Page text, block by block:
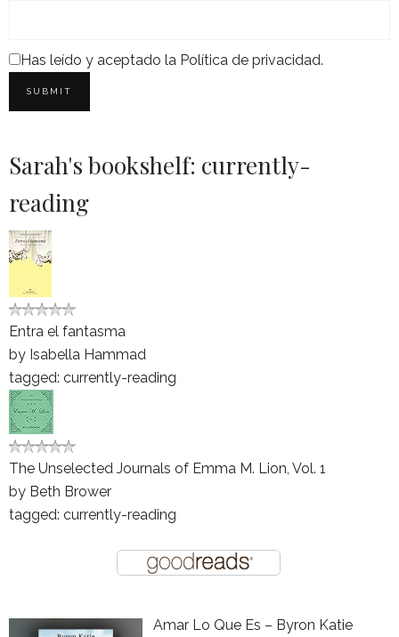
Has leído y aceptado la Política de privacidad.
Sarah's bookshelf: currently-
reading
Entra el fantasma
by Isabella Hammad
tagged: currently-reading
The Unselected Journals of Emma M. Lion, Vol. 1
by Beth Brower
tagged: currently-reading
Amar Lo Que Es – Byron Katie